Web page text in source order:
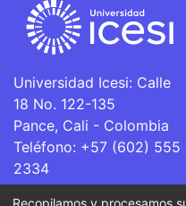
Universidad Icesi: Calle
18 No. 122-135
Pance, Cali - Colombia
Teléfono: +57 (602) 555
2334
Recopilamos y procesamos